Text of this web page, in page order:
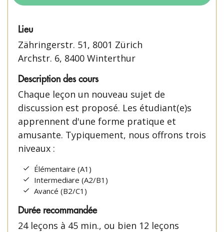
Lieu
Zähringerstr. 51, 8001 Zürich
Archstr. 6, 8400 Winterthur
Description des cours
Chaque leçon un nouveau sujet de
discussion est proposé. Les étudiant(e)s
apprennent d'une forme pratique et
amusante. Typiquement, nous offrons trois
niveaux :
Élémentaire (A1)
Intermediare (A2/B1)
Avancé (B2/C1)
Durée recommandée
24 leçons à 45 min., ou bien 12 leçons